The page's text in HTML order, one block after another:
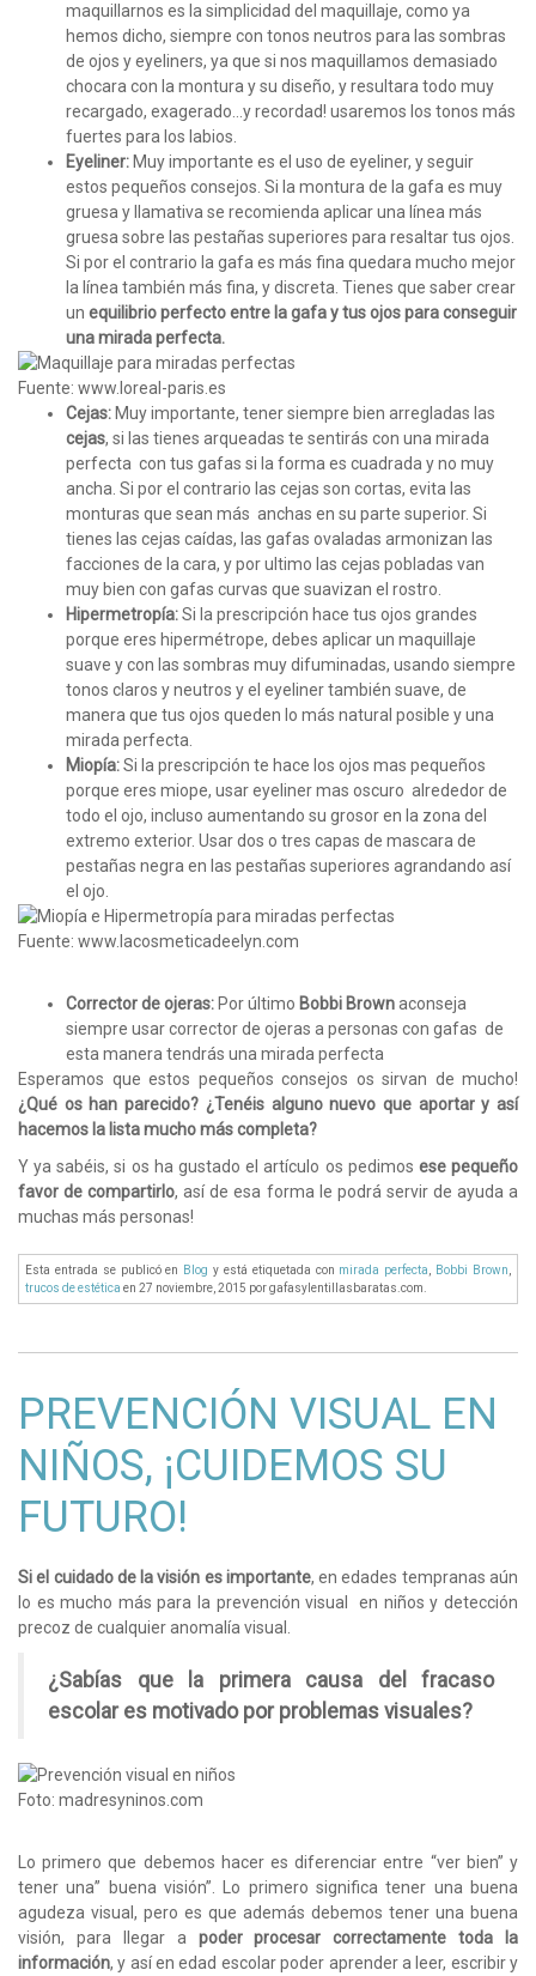
maquillarnos es la simplicidad del maquillaje, como ya
hemos dicho, siempre con tonos neutros para las sombras
de ojos y eyeliners, ya que si nos maquillamos demasiado
chocara con la montura y su diseño, y resultara todo muy
recargado, exagerado...y recordad! usaremos los tonos más
fuertes para los labios.
Eyeliner: Muy importante es el uso de eyeliner, y seguir
estos pequeños consejos. Si la montura de la gafa es muy
gruesa y llamativa se recomienda aplicar una línea más
gruesa sobre las pestañas superiores para resaltar tus ojos.
Si por el contrario la gafa es más fina quedara mucho mejor
la línea también más fina, y discreta. Tienes que saber crear
un equilibrio perfecto entre la gafa y tus ojos para conseguir
una mirada perfecta.
Fuente: www.loreal-paris.es
Cejas: Muy importante, tener siempre bien arregladas las
cejas, si las tienes arqueadas te sentirás con una mirada
perfecta con tus gafas si la forma es cuadrada y no muy
ancha. Si por el contrario las cejas son cortas, evita las
monturas que sean más anchas en su parte superior. Si
tienes las cejas caídas, las gafas ovaladas armonizan las
facciones de la cara, y por ultimo las cejas pobladas van
muy bien con gafas curvas que suavizan el rostro.
Hipermetropía:Si la prescripción hace tus ojos grandes
porque eres hipermétrope, debes aplicar un maquillaje
suave y con las sombras muy difuminadas, usando siempre
tonos claros y neutros y el eyeliner también suave, de
manera que tus ojos queden lo más natural posible y una
mirada perfecta.
Miopía:Si la prescripción te hace los ojos mas pequeños
porque eres miope, usar eyeliner mas oscuro alrededor de
todo el ojo, incluso aumentando su grosor en la zona del
extremo exterior. Usar dos o tres capas de mascara de
pestañas negra en las pestañas superiores agrandando así
el ojo.
Fuente: www.lacosmeticadeelyn.com
Corrector de ojeras: Por último Bobbi Brownaconseja
siempre usar corrector de ojeras a personas con gafas de
esta manera tendrás una mirada perfecta
Esperamos que estos pequeños consejos os sirvan de mucho!
¿Qué os han parecido? ¿Tenéis alguno nuevo que aportar y así
hacemos la lista mucho más completa?
Y ya sabéis, si os ha gustado el artículo os pedimos ese pequeño
favor de compartirlo, así de esa forma le podrá servir de ayuda a
muchas más personas!
Esta entrada se publicó en Blog y está etiquetada con mirada perfecta Bobbi Brown
trucos de estética en 27 noviembre, 2015 por gafasylentillasbaratas.com
PREVENCIÓN VISUAL EN
NIÑOS, ¡CUIDEMOS SU
FUTURO!
Si el cuidado de la visión es importante, en edades tempranas aún
lo es mucho más para la prevención visual en niños y detección
precoz de cualquier anomalía visual.
¿Sabías que la primera causa del fracaso
escolar es motivado por problemas visuales?
Foto: madresyninos.com
Lo primero que debemos hacer es diferenciar entre “ver bien” y
tener una” buena visión”. Lo primero significa tener una buena
agudeza visual, pero es que además debemos tener una buena
visión, para llegar a poder procesar correctamente toda la
información, y así en edad escolar poder aprender a leer, escribir y